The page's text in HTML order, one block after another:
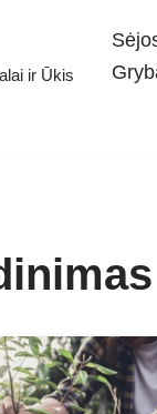
ir Ūkis